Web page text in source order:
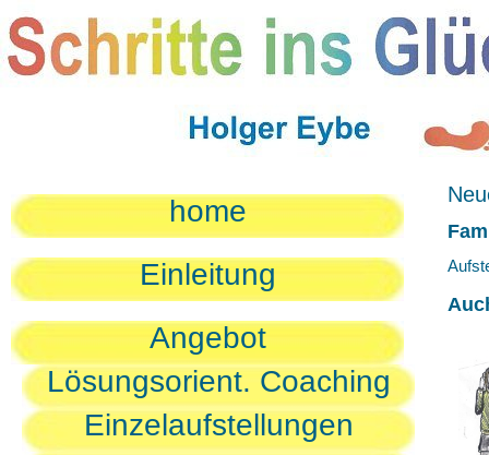
home
Einleitung
Angebot
Lösungsorient. Coaching
Einzelaufstellungen